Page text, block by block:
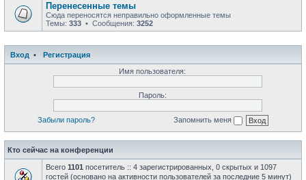
Перенесенные темы
Сюда переносятся неправильно оформленные темы
Темы: 333 • Сообщения: 3252
Вход •
Регистрация
Имя пользователя:
Пароль:
Забыли пароль? Запомнить меня
Кто сейчас на конференции
Всего 1101 посетитель :: 4 зарегистрированных, 0 скрытых и 1097
гостей (основано на активности пользователей за последние 5 минут)